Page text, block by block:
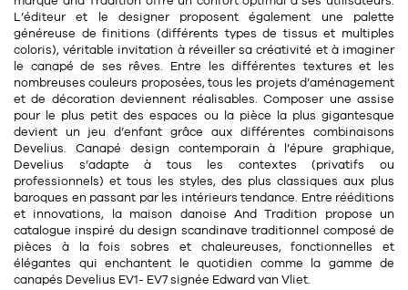
Rideau de douche
Divers
bougie35
Bougie
Candélabre
Bougeoirs
Divers
Commode
Chevet
L’éditeur et le designer proposent également une palette
généreuse de finitions (différents types de tissus et multiples
coloris), véritable invitation à réveiller sa créativité et à imaginer
le canapé de ses rêves. Entre les différentes textures et les
nombreuses couleurs proposées, tous les projets d’aménagement
et de décoration deviennent réalisables. Composer une assise
pour le plus petit des espaces ou la pièce la plus gigantesque
devient un jeu d’enfant grâce aux différentes combinaisons
Develius. Canapé design contemporainà l’épure graphique,
Develius s’adapte à tous les contextes (privatifs ou
professionnels) et tous les styles, des plus classiques aux plus
baroques en passant par les intérieurs tendance. Entre rééditions
et innovations, la maison danoise And Tradition propose un
catalogue inspiré du design scandinave traditionnel composé de
pièces à la fois sobres et chaleureuses, fonctionnelles et
élégantes qui enchantent le quotidien comme la gamme de
canapés Develius EV1- EV7 signée Edward van Vliet.